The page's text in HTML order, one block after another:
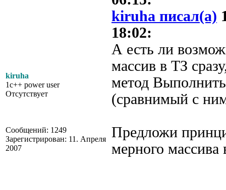
kiruha
1c++ power user
Отсутствует
Сообщений: 1249
Зарегистрирован: 11. Апреля
2007
kiruha писал(а)
18:02:
А есть ли
массив в ТЗ
метод
(сравнимый с
Предложи
мерного массива